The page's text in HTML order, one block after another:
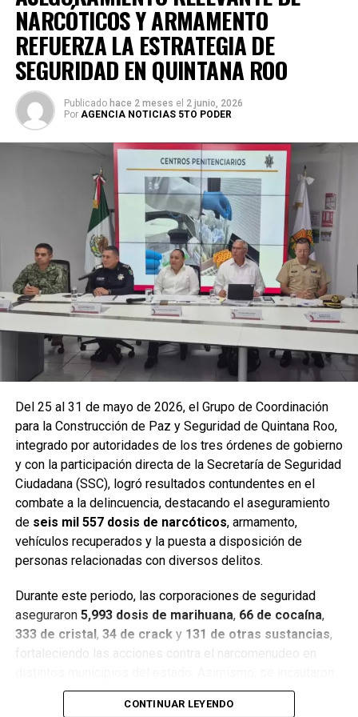
La coordinación tecnológica del C5 y el despliegue
operativo en campo permitieron la recuperación de105
relacionados con reportes de robo o probables
hechos delictivos. Además, se realizaron
24 mil 622
revisiones preventivasa personas y unidades
vehiculares, reforzando la vigilancia en zonas estratégicas
y puntos de alta movilidad.
Entre las acciones destacadas se encuentran detenciones
relevantes en
Benito Juárez, Lázaro Cárdenas y Tulum
narcóticos, vehículos y cumplimentaron órdenes de
aprehensión contra personas presuntamente vinculadas
con delitos de alto impacto.
constantes, fortalecer la coordinación interinstitucional y
NARCÓTICOS Y ARMAMENTO
REFUERZA LA ESTRATEGIA DE
SEGURIDAD EN QUINTANA ROO
Publicado hace 2 meses el 2 junio, 2026
Por AGENCIA NOTICIAS 5TO PODER
Del 25 al 31 de mayo de 2026, el Grupo de Coordinación
para la Construcción de Paz y Seguridad de Quintana Roo,
integrado por autoridades de los tres órdenes de gobierno
y con la participación directa de la Secretaría de Seguridad
Ciudadana (SSC), logró resultados contundentes en el
combate a la delincuencia, destacando el aseguramiento
de seis mil 557 dosis de narcóticos, armamento,
vehículos recuperados y la puesta a disposición de
personas relacionadas con diversos delitos.
Durante este periodo, las corporaciones de seguridad
aseguraron 5,993 dosis de marihuana, 66 de cocaína,
333 de cristal, 34 de cracky 131 de otras sustancias,
fortaleciendo las acciones contra el narcomenudeo en
seis armas cortas, una réplica,cuatro armas blancas
130 cartuchos, lo que representa un
CONTINUAR LEYENDO